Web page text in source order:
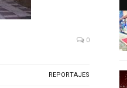
0
REPORTAJES